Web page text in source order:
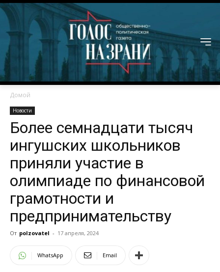
Домой
Новости
Более семнадцати тысяч
ингушских школьников
приняли участие в
олимпиаде по финансовой
грамотности и
предпринимательству
От polzovatel - 17 апреля, 2024
WhatsApp Email